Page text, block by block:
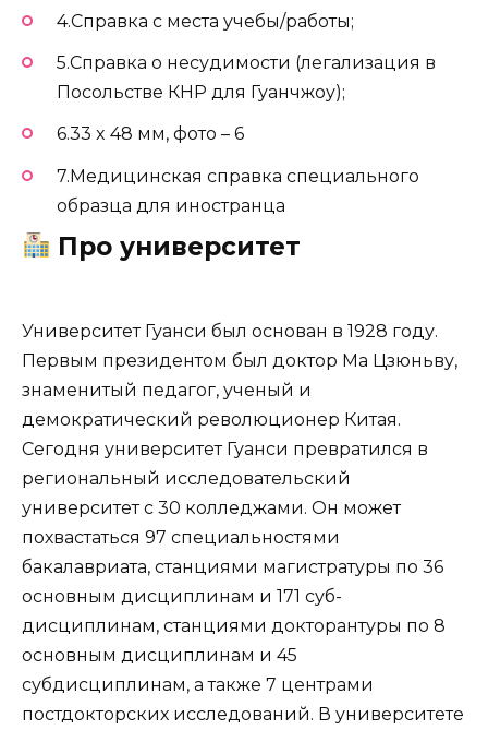
4.Справка с места учебы/работы;
5.Справка о несудимости (легализация в
Посольстве КНР для Гуанчжоу);
6.33 x 48 мм, фото – 6
7.Медицинская справка специального
образца для иностранца
Про университет
Университет Гуанси был основан в 1928 году.
Первым президентом был доктор Ма Цзюньву,
знаменитый педагог, ученый и
демократический революционер Китая.
Сегодня университет Гуанси превратился в
региональный исследовательский
университет с 30 колледжами. Он может
похвастаться 97 специальностями
бакалавриата, станциями магистратуры по 36
основным дисциплинам и 171 суб-
дисциплинам, станциями докторантуры по 8
основным дисциплинам и 45
субдисциплинам, а также 7 центрами
постдокторских исследований. В университете